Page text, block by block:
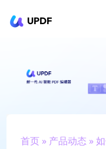
UPDF
AI Agents
政企采购
升级会员
首页 » 产品动态 »